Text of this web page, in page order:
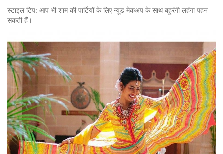
स्टाइल टिप: आप भी शाम की पार्टियों के लिए न्यूड मेकअप के साथ बहुरंगी लहंगा पहन
सकती हैं।